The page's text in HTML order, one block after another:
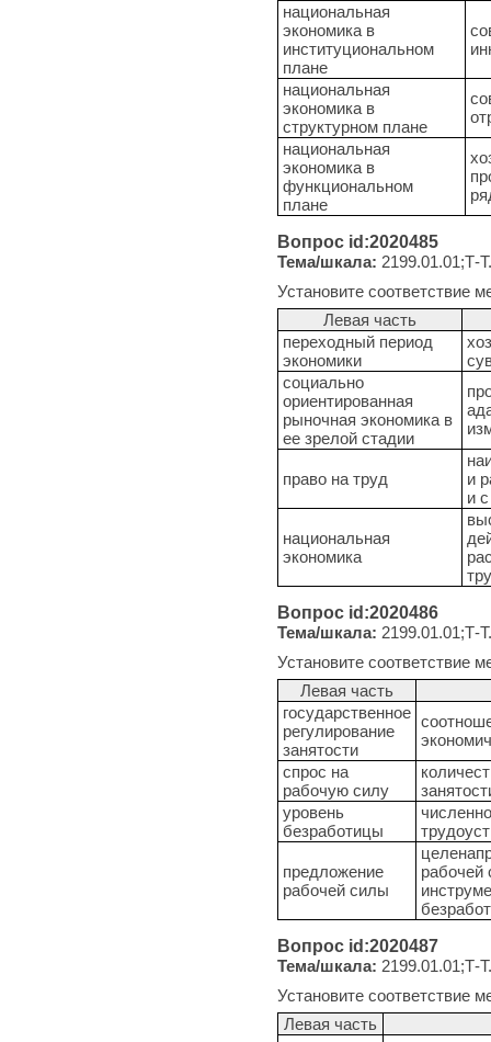
национальная
экономика в
институциональном
плане
национальная
экономика в
структурном плане
национальная
экономика в
функциональном
плане
Вопрос id:2020485
Тема/шкала: 2199.01.01;Т-
Установите соответствие
Левая часть
переходный период
экономики
социально
ориентированная
рыночная экономика в
ее зрелой стадии
право на труд
и
и
национальная
экономика
Вопрос id:2020486
Тема/шкала: 2199.01.01;Т-
Установите соответствие
Левая часть
государственное
регулирование
занятости
спрос на
рабочую силу
уровень
безработицы
предложение
рабочей силы
рабочей
Вопрос id:2020487
Тема/шкала: 2199.01.01;Т-
Установите соответствие
Левая часть